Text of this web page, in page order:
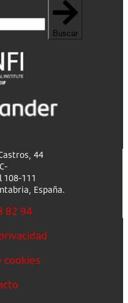
Buscar
44
108-111
España.
82 94
cookies